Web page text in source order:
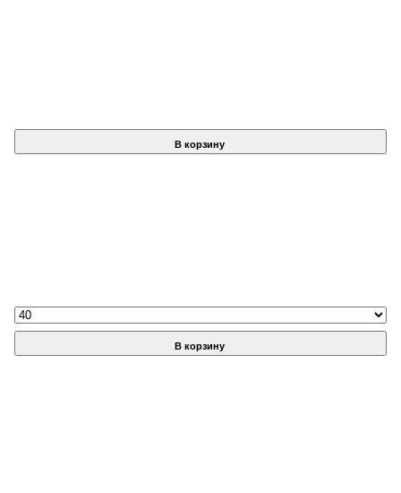
В корзину
В корзину